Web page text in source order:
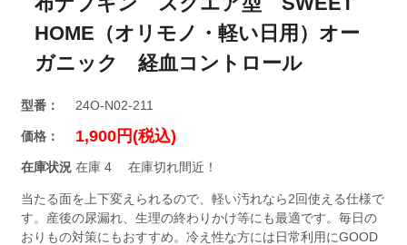
HOME（オリモノ・軽い日用）オー
ガニック 経血コントロール
型番： 24O-N02-211
価格： 1,900円(税込)
在庫状況 在庫 4 在庫切れ間近！
当たる面を上下変えられるので、軽い汚れなら2回使える仕様で
す。産後の尿漏れ、生理の終わりかけ等にも最適です。毎日の
おりもの対策にもおすすめ。冷え性な方には日常利用にGOOD